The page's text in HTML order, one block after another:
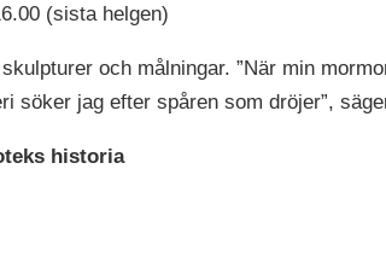
(sista helgen)
och målningar. ”När min
söker jag efter spåren som dröjer”,
historia